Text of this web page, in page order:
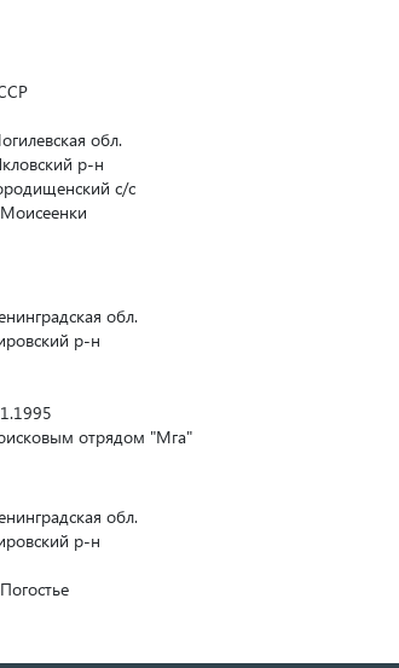
обл.
р-н
с/с
обл.
р-н
отрядом "Мга"
обл.
р-н